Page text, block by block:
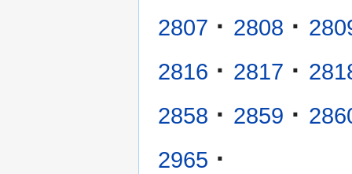
2807 · 2808 ·
2816 · 2817 ·
2858 · 2859 ·
2965 ·